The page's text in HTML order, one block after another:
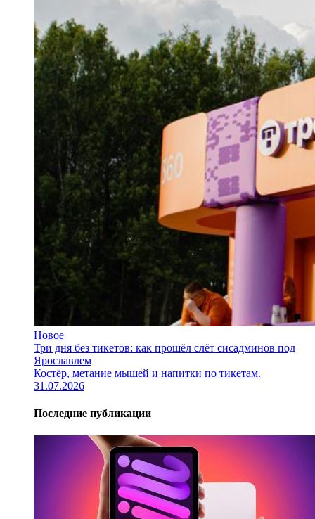
Новое
Три дня без тикетов: как прошёл слёт сисадминов под
Ярославлем
Костёр, метание мышей и напитки по тикетам.
31.07.2026
Последние публикации